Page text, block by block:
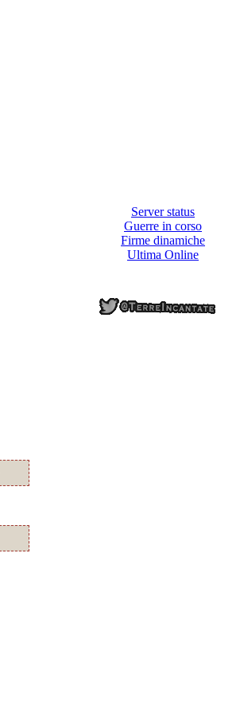
Server status
Guerre in corso
Firme dinamiche
Ultima Online